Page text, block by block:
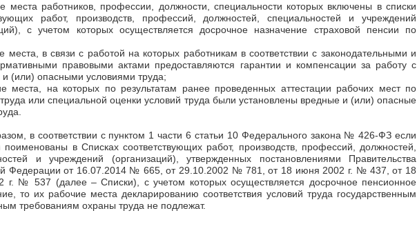
места работников, профессии, должности, специальности которых включены в списки
работ, производств, профессий, должностей, специальностей и учреждений
с учетом которых осуществляется досрочное назначение страховой пенсии по
места, в связи с работой на которых работникам в соответствии с законодательными и
правовыми актами предоставляются гарантии и компенсации за работу с
(или) опасными условиями труда;
места, на которых по результатам ранее проведенных аттестации рабочих мест по
или специальной оценки условий труда были установлены вредные и (или) опасные
в соответствии с пунктом 1 части 6 статьи 10 Федерального закона № 426-ФЗ если
поименованы в Списках соответствующих работ, производств, профессий, должностей,
и учреждений (организаций), утвержденных постановлениями Правительства
Федерации от 16.07.2014 № 665, от 29.10.2002 № 781, от 18 июня 2002 г. № 437, от 18
г. № 537 (далее – Списки), с учетом которых осуществляется досрочное пенсионное
то их рабочие места декларированию соответствия условий труда государственным
требованиям охраны труда не подлежат.